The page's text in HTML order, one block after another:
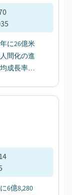
に26億米
間化の進
成長率
6億8,280